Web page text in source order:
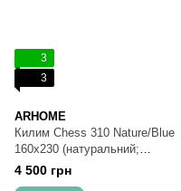
3
3
ARHOME
Килим Chess 310 Nature/Blue
160х230 (натуральний;
блакитний)
4 500 грн